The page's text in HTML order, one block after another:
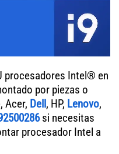
procesadores Intel® en
por piezas o
Acer, Dell, HP, Lenovo,
si necesitas
procesador Intel a